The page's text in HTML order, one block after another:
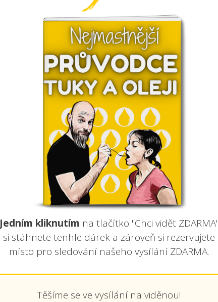
Jedním kliknutím na tlačítko "Chci vidět ZDARMA"
si stáhnete tenhle dárek a zároveň si rezervujete
místo pro sledování našeho vysílání ZDARMA.
Těšíme se ve vysílání na viděnou!